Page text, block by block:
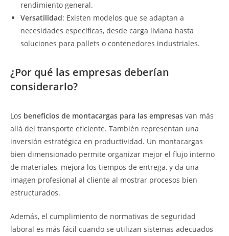
rendimiento general.
Versatilidad: Existen modelos que se adaptan a
necesidades específicas, desde carga liviana hasta
soluciones para pallets o contenedores industriales.
¿Por qué las empresas deberían
considerarlo?
Los beneficios de montacargas para las empresas van más
allá del transporte eficiente. También representan una
inversión estratégica en productividad. Un montacargas
bien dimensionado permite organizar mejor el flujo interno
de materiales, mejora los tiempos de entrega, y da una
imagen profesional al cliente al mostrar procesos bien
estructurados.
Además, el cumplimiento de normativas de seguridad
laboral es más fácil cuando se utilizan sistemas adecuados